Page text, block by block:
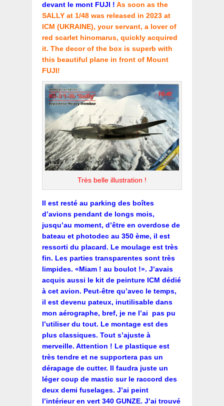
devant le mont FUJI ! As soon as the
SALLY at 1/48 was released in 2023 at
ICM (UKRAINE), your servant, a lover of
red scarlet hinomarus, quickly acquired
it. The decor of the box is superb with
this beautiful plane in front of Mount
FUJI!
Très belle illustration !
Il est resté au parking des boîtes
d’avions pendant de longs mois,
jusqu’au moment, d’être en overdose de
bateau et photodec au 350 ème, il est
ressorti du placard. Le moulage est très
fin. Les parties transparentes sont très
limpides. «Miam ! au boulot !». J’avais
acquis aussi le kit de peinture ICM dédié
à cet avion. Peut-être qu’avec le temps,
il est devenu pateux, inutilisable dans
mon aérographe, bref, je ne l’ai pas pu
l’utiliser du tout. Le montage est des
plus classiques. Tout s’ajuste à
merveille. Attention ! Le plastique est
très tendre et ne supportera pas un
dérapage de cutter. Il faudra juste un
léger coup de mastic sur le raccord des
deux demi fuselages. J’ai peint
l’intérieur en vert 340 GUNZE. J’ai trouvé